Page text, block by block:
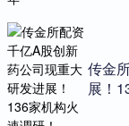
传金
展！